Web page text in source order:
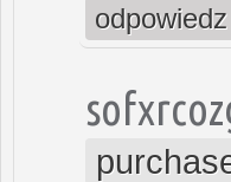
odpowiedz